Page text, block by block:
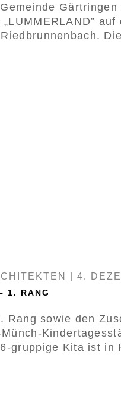
4.
1. RANG
Rang sowie den
gruppige Kita ist in